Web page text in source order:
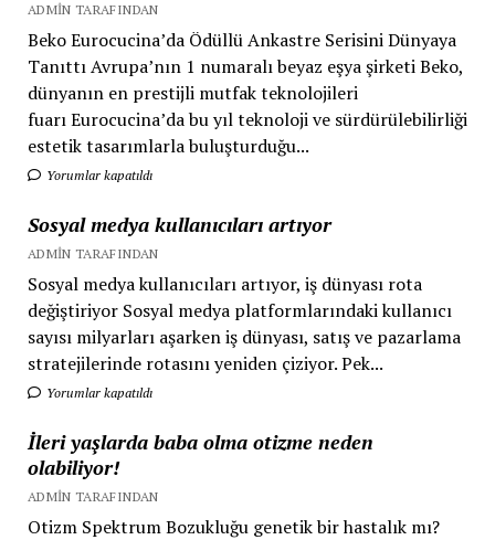
ADMIN TARAFINDAN
Beko Eurocucina’da Ödüllü Ankastre Serisini Dünyaya
Tanıttı Avrupa’nın 1 numaralı beyaz eşya şirketi Beko,
dünyanın en prestijli mutfak teknolojileri
fuarı Eurocucina’da bu yıl teknoloji ve sürdürülebilirliği
estetik tasarımlarla buluşturduğu...
Yorumlar kapatıldı
Sosyal medya kullanıcıları artıyor
ADMIN TARAFINDAN
Sosyal medya kullanıcıları artıyor, iş dünyası rota
değiştiriyor Sosyal medya platformlarındaki kullanıcı
sayısı milyarları aşarken iş dünyası, satış ve pazarlama
stratejilerinde rotasını yeniden çiziyor. Pek...
Yorumlar kapatıldı
İleri yaşlarda baba olma otizme neden
olabiliyor!
ADMIN TARAFINDAN
Otizm Spektrum Bozukluğu genetik bir hastalık mı?